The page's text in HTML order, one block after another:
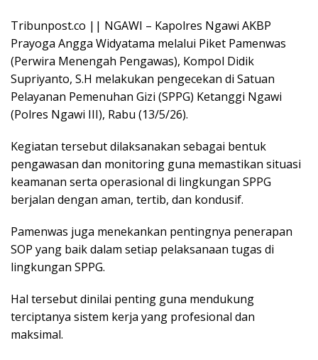
Tribunpost.co || NGAWI – Kapolres Ngawi AKBP
Prayoga Angga Widyatama melalui Piket Pamenwas
(Perwira Menengah Pengawas), Kompol Didik
Supriyanto, S.H melakukan pengecekan di Satuan
Pelayanan Pemenuhan Gizi (SPPG) Ketanggi Ngawi
(Polres Ngawi III), Rabu (13/5/26).
Kegiatan tersebut dilaksanakan sebagai bentuk
pengawasan dan monitoring guna memastikan situasi
keamanan serta operasional di lingkungan SPPG
berjalan dengan aman, tertib, dan kondusif.
Pamenwas juga menekankan pentingnya penerapan
SOP yang baik dalam setiap pelaksanaan tugas di
lingkungan SPPG.
Hal tersebut dinilai penting guna mendukung
terciptanya sistem kerja yang profesional dan
maksimal.